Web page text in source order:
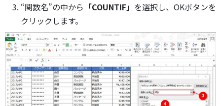
“関数名”の中から 「COUNTIF」 を選択し、OKボタンを
クリックします。